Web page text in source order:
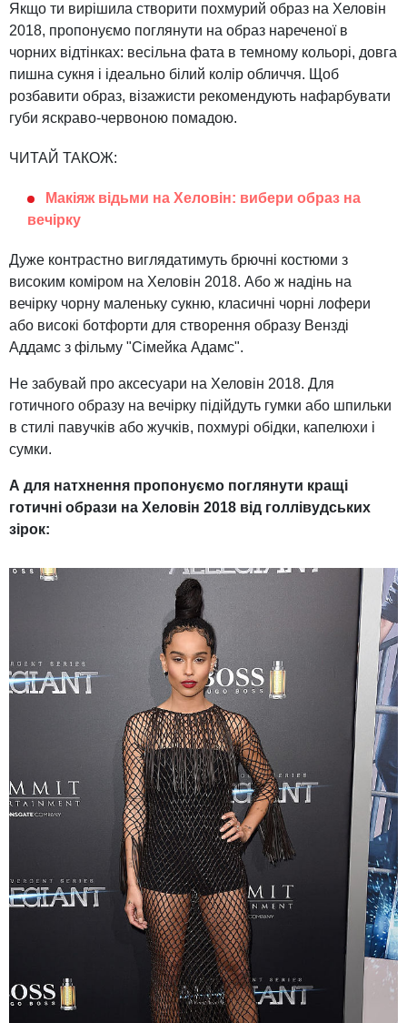
Якщо ти вирішила створити похмурий образ на Хеловін
2018, пропонуємо поглянути на образ нареченої в
чорних відтінках: весільна фата в темному кольорі, довга
пишна сукня і ідеально білий колір обличчя. Щоб
розбавити образ, візажисти рекомендують нафарбувати
губи яскраво-червоною помадою.
ЧИТАЙ ТАКОЖ:
Макіяж відьми на Хеловін: вибери образ на
вечірку
Дуже контрастно виглядатимуть брючні костюми з
високим коміром на Хеловін 2018. Або ж надінь на
вечірку чорну маленьку сукню, класичні чорні лофери
або високі ботфорти для створення образу Вензді
Аддамс з фільму "Сімейка Адамс".
Не забувай про аксесуари на Хеловін 2018. Для
готичного образу на вечірку підійдуть гумки або шпильки
в стилі павучків або жучків, похмурі обідки, капелюхи і
сумки.
А для натхнення пропонуємо поглянути кращі
готичні образи на Хеловін 2018 від голлівудських
зірок: